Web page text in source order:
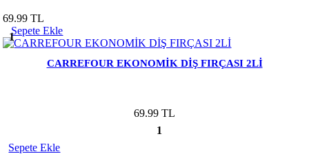
69.99 TL
1
Sepete Ekle
CARREFOUR EKONOMİK DİŞ FIRÇASI 2Lİ
69.99 TL
1
Sepete Ekle